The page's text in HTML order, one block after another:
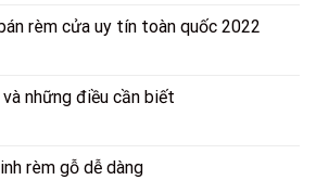
rèm cửa uy tín toàn quốc 2022
những điều cần biết
rèm gỗ dễ dàng